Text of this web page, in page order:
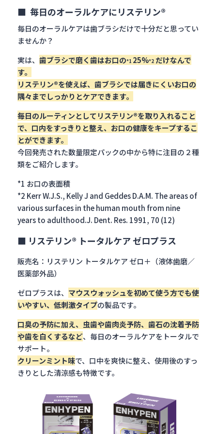
■ 毎日のオーラルケアにリステリン®
毎日のオーラルケアは歯ブラシだけで十分だと思ってい
ませんか？
実は、 歯ブラシで磨く歯はお口の*1 25%*2 だけなんで
す。
リステリン®を使えば、歯ブラシでは届きにくいお口の
隅々までしっかりとケアできます。
毎日のルーティンとしてリステリン®を取り入れること
で、口内をすっきりと整え、お口の健康をキープするこ
とができます。
今回発売された数量限定パックの中から特に注目の２種
類をご紹介します。
*1 お口の表面積
*2 Kerr W.J.S., Kelly J and Geddes D.A.M. The areas of
various surfaces in the human mouth from nine
years to adulthood.J. Dent. Res. 1991, 70 (12)
■ リステリン® トータルケア ゼロプラス
販売名：リステリン トータルケア ゼロ＋（液体歯磨／
医薬部外品）
ゼロプラスは、 マウスウォッシュを初めて使う方でも使
いやすい、低刺激タイプの製品です。
口臭の予防に加え、虫歯や歯肉炎予防、歯石の沈着予防
や歯を白くするなど、毎日のオーラルケアをトータルで
サポート。
クリーンミント味で、口中を爽快に整え、使用後のすっ
きりとした清涼感も特徴です。